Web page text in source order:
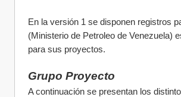
En la versión 1 se disponen registros
(Ministerio de Petroleo de Venezuela)
para sus proyectos.
Grupo Proyecto
A continuación se presentan los